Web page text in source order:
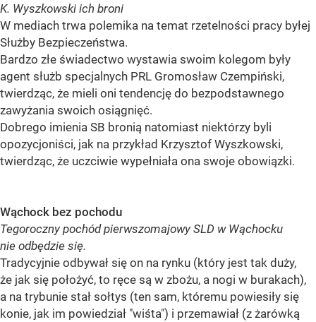
K. Wyszkowski ich broni
W mediach trwa polemika na temat rzetelności pracy byłej
Służby Bezpieczeństwa.
Bardzo złe świadectwo wystawia swoim kolegom były
agent służb specjalnych PRL Gromosław Czempiński,
twierdząc, że mieli oni tendencję do bezpodstawnego
zawyżania swoich osiągnięć.
Dobrego imienia SB bronią natomiast niektórzy byli
opozycjoniści, jak na przykład Krzysztof Wyszkowski,
twierdząc, że uczciwie wypełniała ona swoje obowiązki.
Wąchock bez pochodu
Tegoroczny pochód pierwszomajowy SLD w Wąchocku
nie odbędzie się.
Tradycyjnie odbywał się on na rynku (który jest tak duży,
że jak się położyć, to ręce są w zbożu, a nogi w burakach),
a na trybunie stał sołtys (ten sam, któremu powiesiły się
konie, jak im powiedział "wiśta") i przemawiał (z żarówką